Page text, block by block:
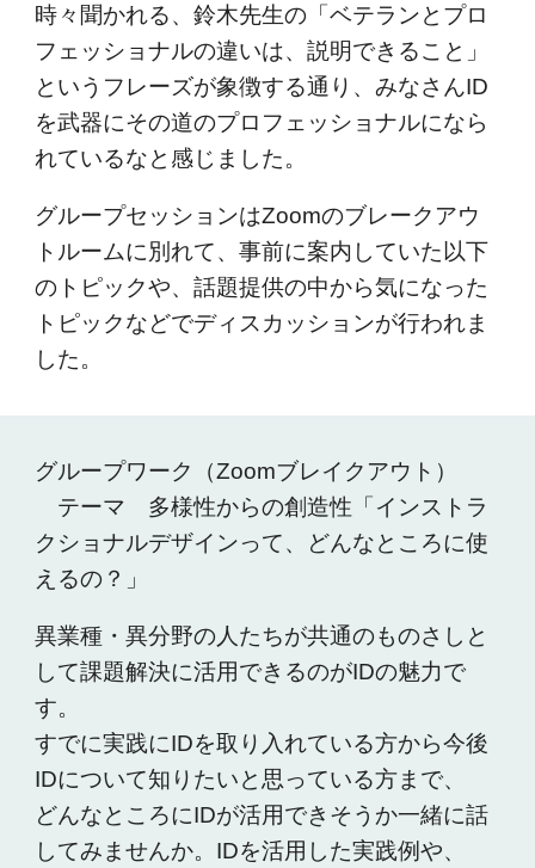
時々聞かれる、鈴木先生の「ベテランとプロ
フェッショナルの違いは、説明できること」
というフレーズが象徴する通り、みなさんID
を武器にその道のプロフェッショナルになら
れているなと感じました。
グループセッションはZoomのブレークアウ
トルームに別れて、事前に案内していた以下
のトピックや、話題提供の中から気になった
トピックなどでディスカッションが行われま
した。
グループワーク（Zoomブレイクアウト）
テーマ 多様性からの創造性「インストラ
クショナルデザインって、どんなところに使
えるの？」
異業種・異分野の人たちが共通のものさしと
して課題解決に活用できるのがIDの魅力で
す。
すでに実践にIDを取り入れている方から今後
IDについて知りたいと思っている方まで、
どんなところにIDが活用できそうか一緒に話
してみませんか。IDを活用した実践例や、